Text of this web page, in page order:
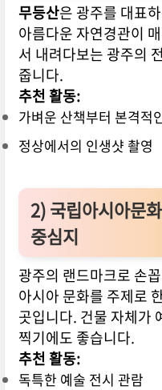
무등산은 광주를 대표
아름다운 자연경관이
서 내려다보는 광주의
줍니다.
추천 활동:
가벼운 산책부터 본격적
정상에서의 인생샷 촬영
2)국립아시아문
중심지
광주의 랜드마크로 손
아시아 문화를 주제로
곳입니다. 건물 자체가
찍기에도 좋습니다.
추천 활동:
독특한 예술 전시 관람